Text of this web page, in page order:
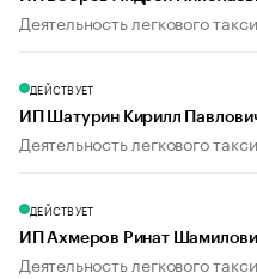
Деятельность легкового
ДЕЙСТВУЕТ
ИП Шатурин Кирилл
Деятельность легкового
ДЕЙСТВУЕТ
ИП Ахмеров Ринат
Деятельность легкового